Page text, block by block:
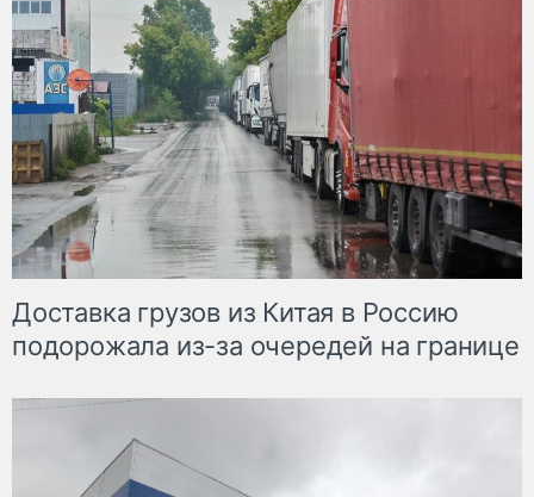
Доставка грузов из Китая в Россию
подорожала из-за очередей на границе